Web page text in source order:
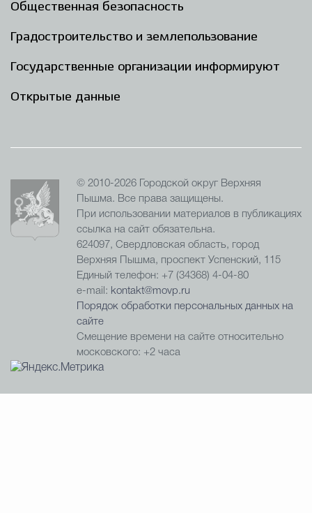
Общественная безопасность
Градостроительство и землепользование
Государственные организации информируют
Открытые данные
© 2010-2026 Городской округ Верхняя
Пышма. Все права защищены.
При использовании материалов в публикациях
ссылка на сайт обязательна.
624097, Свердловская область, город
Верхняя Пышма, проспект Успенский, 115
Единый телефон: +7 (34368) 4-04-80
e-mail: kontakt@movp.ru
Порядок обработки персональных данных на
сайте
Смещение времени на сайте относительно
московского: +2 часа